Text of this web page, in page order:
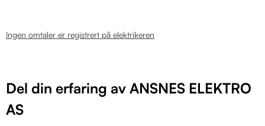
Ingen omtaler er registrert på elektrikeren
Del din erfaring av ANSNES ELEKTRO
AS